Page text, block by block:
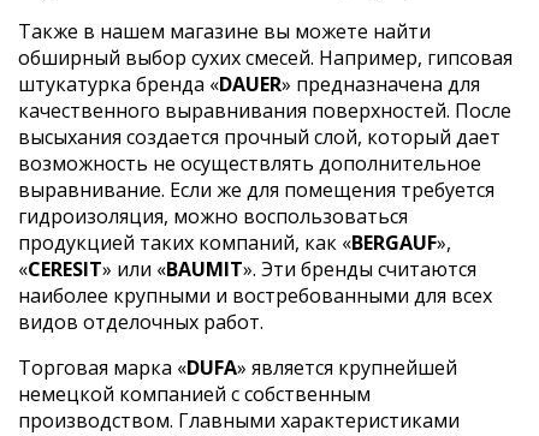
Также в нашем магазине вы можете найти
обширный выбор сухих смесей. Например, гипсовая
штукатурка бренда «DAUER» предназначена для
качественного выравнивания поверхностей. После
высыхания создается прочный слой, который дает
возможность не осуществлять дополнительное
выравнивание. Если же для помещения требуется
гидроизоляция, можно воспользоваться
продукцией таких компаний, как «BERGAUF»,
«CERESIT» или «BAUMIT». Эти бренды считаются
наиболее крупными и востребованными для всех
видов отделочных работ.
Торговая марка «DUFA» является крупнейшей
немецкой компанией с собственным
производством. Главными характеристиками